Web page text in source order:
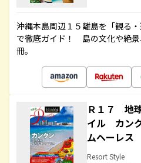
沖縄本島周辺１５離島を「観る
で徹底ガイド！ 島の文化や絶
冊。
Ｒ１７ 地
イル カン
ムヘーレス
Resort Style